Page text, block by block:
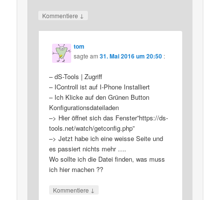
Kommentiere ↓
tom
sagte am31. Mai 2016 um 20:50 :
– dS-Tools | Zugriff
– IControll ist auf I-Phone Installiert
– Ich Klicke auf den Grünen Button
Konfigurationsdateiladen
–> Hier öffnet sich das Fenster”https://ds-
tools.net/watch/getconfig.php”
–> Jetzt habe ich eine weisse Seite und
es passiert nichts mehr ….
Wo sollte ich die Datei finden, was muss
ich hier machen ??
Kommentiere ↓